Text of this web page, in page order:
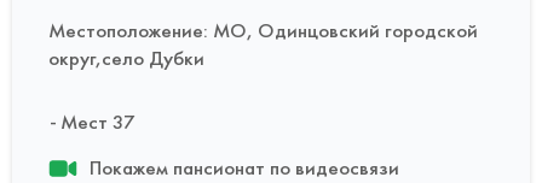
Местоположение: МО, Одинцовский городской
округ,село Дубки
Мест 37
Покажем пансионат по видеосвязи